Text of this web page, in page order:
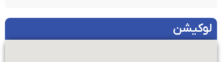
لوکیشن